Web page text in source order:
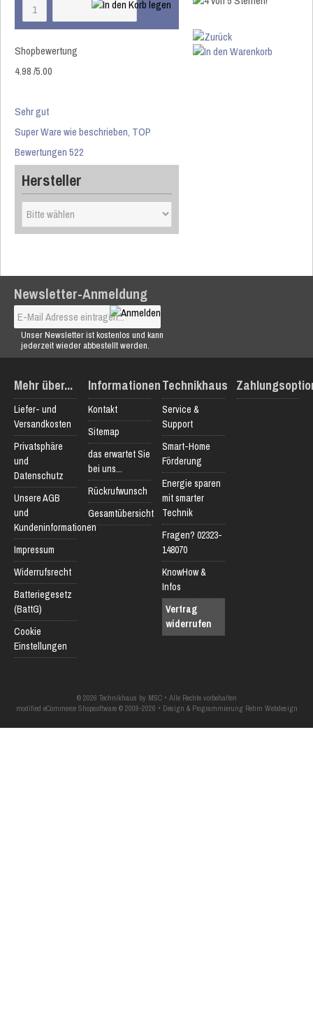
Shopbewertung
4.98/5.00
Sehr gut
Super Ware wie beschrieben, TOP
Bewertungen 522
Hersteller
Newsletter-Anmeldung
Unser Newsletter ist kostenlos und kann
jederzeit wieder abbestellt werden.
Mehr über...
Liefer- und
Versandkosten
Privatsphäre
und
Datenschutz
Unsere AGB
und
Kundeninformationen
Impressum
Widerrufsrecht
Batteriegesetz
(BattG)
Cookie
Einstellungen
Informationen
Kontakt
Sitemap
das erwartet Sie
bei uns...
Rückrufwunsch
Gesamtübersicht
Technikhaus
Service &
Support
Smart-Home
Förderung
Energie sparen
mit smarter
Technik
Fragen? 02323-
148070
KnowHow &
Infos
Vertrag
widerrufen
© 2026 Technikhaus by MSC • Alle Rechte vorbehalten
modified eCommerce Shopsoftware © 2009-2026 • Design & Programmierung Rehm Webdesign